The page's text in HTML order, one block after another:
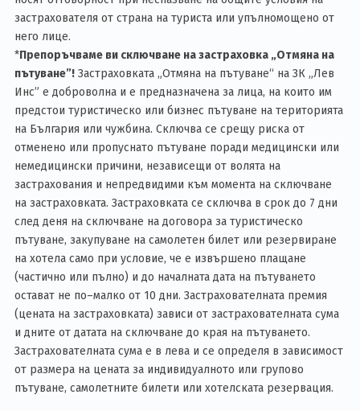
застрахователя от страна на туриста или упълномощено от
него лице.
*Препоръчваме ви сключване на застраховка „Отмяна на
пътуване”!Застраховката „Отмяна на пътуване“ на ЗК „Лев
Инс” е доброволна и е предназначена за лица, на които им
предстои туристическо или бизнес пътуване на територията
на България или чужбина. Сключва се срещу риска от
отменено или пропуснато пътуване поради медицински или
немедицински причини, независещи от волята на
застрахования и непредвидими към момента на сключване
на застраховката. Застраховката се сключва в срок до 7 дни
след деня на сключване на договора за туристическо
пътуване, закупуване на самолетен билет или резервиране
на хотела само при условие, че е извършено плащане
(частично или пълно) и до началната дата на пътуването
остават не по–малко от 10 дни. Застрахователната премия
(цената на застраховката) зависи от застрахователната сума
и дните от датата на сключване до края на пътуването.
Застрахователната сума е в лева и се определя в зависимост
от размера на цената за индивидуалното или групово
пътуване, самолетните билети или хотелската резервация.